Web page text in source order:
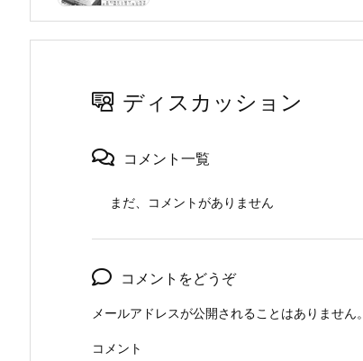
ディスカッション
コメント一覧
まだ、コメントがありません
コメントをどうぞ
メールアドレスが公開されることはありません。
コメント